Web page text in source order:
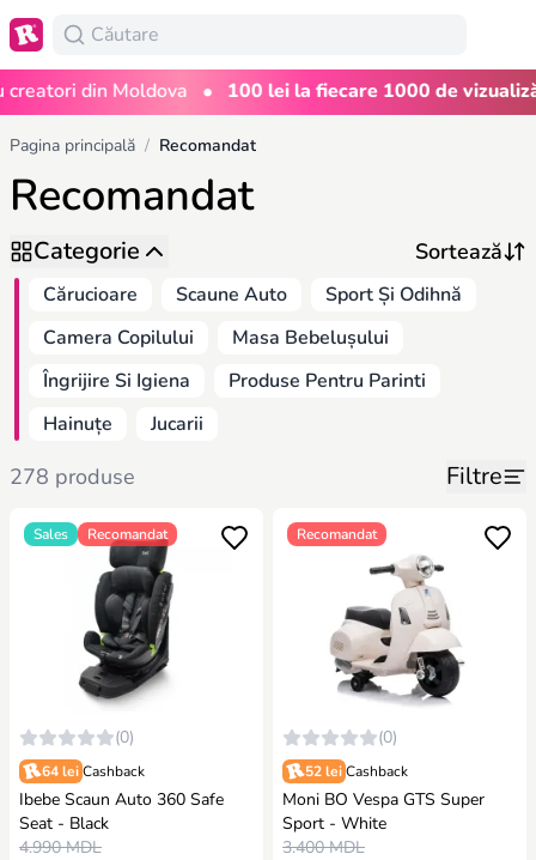
din Moldova • 100 lei la fiecare 1000 de vizualizări
Pagina principală / Recomandat
Recomandat
Categorie
Cărucioare Scaune Auto
Sport Și Odihnă
Camera Copilului
Masa Bebelușului
Îngrijire Si Igiena
Produse Pentru Parinti
Hainuțe
Jucarii
278 produse Filtre
Sales Recomandat
(0)
64 lei Cashback
Ibebe Scaun Auto 360 Safe
Seat - Black
4.990 MDL
Recomandat
(0)
52 lei Cashback
Moni BO Vespa GTS Super
Sport - White
3.400 MDL